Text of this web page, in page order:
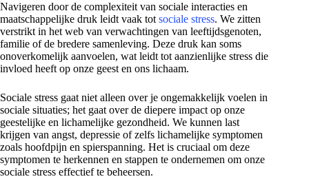
Navigeren door de complexiteit van sociale interacties en
maatschappelijke druk leidt vaak tot sociale stress. We zitten
verstrikt in het web van verwachtingen van leeftijdsgenoten,
familie of de bredere samenleving. Deze druk kan soms
onoverkomelijk aanvoelen, wat leidt tot aanzienlijke stress die
invloed heeft op onze geest en ons lichaam.
Sociale stress gaat niet alleen over je ongemakkelijk voelen in
sociale situaties; het gaat over de diepere impact op onze
geestelijke en lichamelijke gezondheid. We kunnen last
krijgen van angst, depressie of zelfs lichamelijke symptomen
zoals hoofdpijn en spierspanning. Het is cruciaal om deze
symptomen te herkennen en stappen te ondernemen om onze
sociale stress effectief te beheersen.